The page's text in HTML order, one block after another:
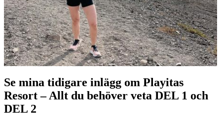
Se mina tidigare inlägg om Playitas
Resort – Allt du behöver veta DEL 1 och
DEL 2